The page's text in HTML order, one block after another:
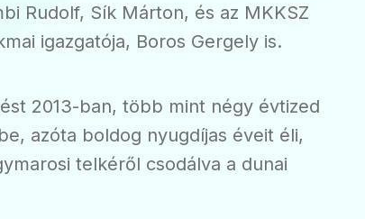
Rudolf, Sík Márton, és az MKKSZ
igazgatója, Boros Gergely is.
2013-ban, több mint négy évtized
azóta boldog nyugdíjas éveit éli,
telkéről csodálva a dunai